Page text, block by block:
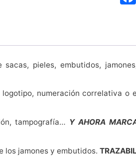
sacas, pieles, embutidos,
numeración correlativa
tampografía… Y AHORA
los jamones y embutidos.